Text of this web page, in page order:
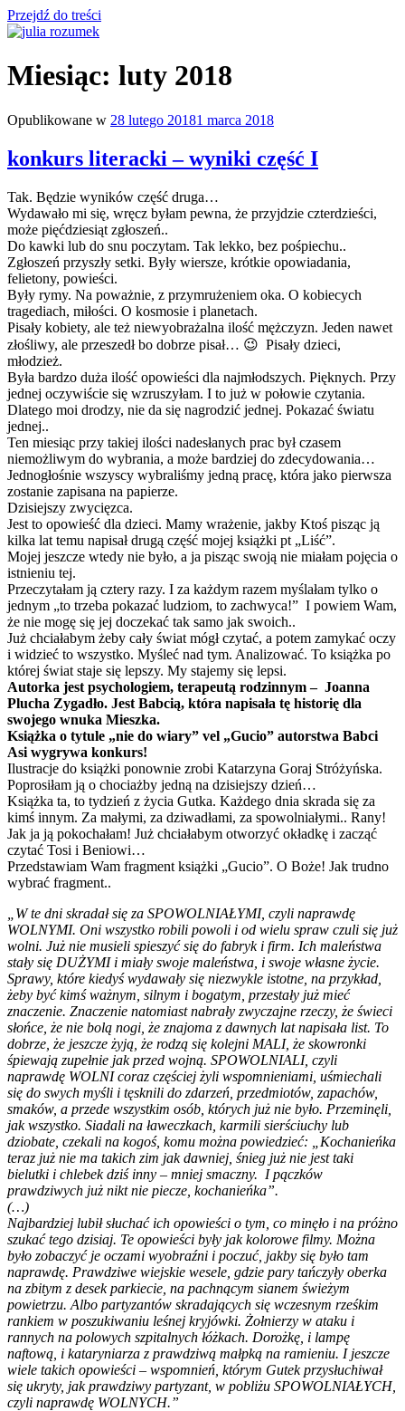
Przejdź do treści
julia rozumek
o życiu i szukaniu w nim szczęścia
Miesiąc: luty 2018
Opublikowane w 28 lutego 20181 marca 2018
konkurs literacki – wyniki część I
Tak. Będzie wyników część druga…
Wydawało mi się, wręcz byłam pewna, że przyjdzie czterdzieści,
może pięćdziesiąt zgłoszeń..
Do kawki lub do snu poczytam. Tak lekko, bez pośpiechu..
Zgłoszeń przyszły setki. Były wiersze, krótkie opowiadania,
felietony, powieści.
Były rymy. Na poważnie, z przymrużeniem oka. O kobiecych
tragediach, miłości. O kosmosie i planetach.
Pisały kobiety, ale też niewyobrażalna ilość mężczyzn. Jeden nawet
złośliwy, ale przeszedł bo dobrze pisał… 😉 Pisały dzieci,
młodzież.
Była bardzo duża ilość opowieści dla najmłodszych. Pięknych. Przy
jednej oczywiście się wzruszyłam. I to już w połowie czytania.
Dlatego moi drodzy, nie da się nagrodzić jednej. Pokazać światu
jednej..
Ten miesiąc przy takiej ilości nadesłanych prac był czasem
niemożliwym do wybrania, a może bardziej do zdecydowania…
Jednogłośnie wszyscy wybraliśmy jedną pracę, która jako pierwsza
zostanie zapisana na papierze.
Dzisiejszy zwycięzca.
Jest to opowieść dla dzieci. Mamy wrażenie, jakby Ktoś pisząc ją
kilka lat temu napisał drugą część mojej książki pt „Liść”.
Mojej jeszcze wtedy nie było, a ja pisząc swoją nie miałam pojęcia o
istnieniu tej.
Przeczytałam ją cztery razy. I za każdym razem myślałam tylko o
jednym „to trzeba pokazać ludziom, to zachwyca!” I powiem Wam,
że nie mogę się jej doczekać tak samo jak swoich..
Już chciałabym żeby cały świat mógł czytać, a potem zamykać oczy
i widzieć to wszystko. Myśleć nad tym. Analizować. To książka po
której świat staje się lepszy. My stajemy się lepsi.
Autorka jest psychologiem, terapeutą rodzinnym – Joanna
Plucha Zygadło. Jest Babcią, która napisała tę historię dla
swojego wnuka Mieszka.
Książka o tytule „nie do wiary” vel „Gucio” autorstwa Babci
Asi wygrywa konkurs!
Ilustracje do książki ponownie zrobi Katarzyna Goraj Stróżyńska.
Poprosiłam ją o chociażby jedną na dzisiejszy dzień…
Książka ta, to tydzień z życia Gutka. Każdego dnia skrada się za
kimś innym. Za małymi, za dziwadłami, za spowolniałymi.. Rany!
Jak ja ją pokochałam! Już chciałabym otworzyć okładkę i zacząć
czytać Tosi i Beniowi…
Przedstawiam Wam fragment książki „Gucio”. O Boże! Jak trudno
wybrać fragment..
„W te dni skradał się za SPOWOLNIAŁYMI, czyli naprawdę
WOLNYMI. Oni wszystko robili powoli i od wielu spraw czuli się już
wolni. Już nie musieli spieszyć się do fabryk i firm. Ich maleństwa
stały się DUŻYMI i miały swoje maleństwa, i swoje własne życie.
Sprawy, które kiedyś wydawały się niezwykle istotne, na przykład,
żeby być kimś ważnym, silnym i bogatym, przestały już mieć
znaczenie. Znaczenie natomiast nabrały zwyczajne rzeczy, że świeci
słońce, że nie bolą nogi, że znajoma z dawnych lat napisała list. To
dobrze, że jeszcze żyją, że rodzą się kolejni MALI, że skowronki
śpiewają zupełnie jak przed wojną. SPOWOLNIALI, czyli
naprawdę WOLNI coraz częściej żyli wspomnieniami, uśmiechali
się do swych myśli i tęsknili do zdarzeń, przedmiotów, zapachów,
smaków, a przede wszystkim osób, których już nie było. Przeminęli,
jak wszystko. Siadali na ławeczkach, karmili sierściuchy lub
dziobate, czekali na kogoś, komu można powiedzieć: „Kochanieńka
teraz już nie ma takich zim jak dawniej, śnieg już nie jest taki
bielutki i chlebek dziś inny – mniej smaczny. I pączków
prawdziwych już nikt nie piecze, kochanieńka”.
(…)
Najbardziej lubił słuchać ich opowieści o tym, co minęło i na próżno
szukać tego dzisiaj. Te opowieści były jak kolorowe filmy. Można
było zobaczyć je oczami wyobraźni i poczuć, jakby się było tam
naprawdę. Prawdziwe wiejskie wesele, gdzie pary tańczyły oberka
na zbitym z desek parkiecie, na pachnącym sianem świeżym
powietrzu. Albo partyzantów skradających się wczesnym rześkim
rankiem w poszukiwaniu leśnej kryjówki. Żołnierzy w ataku i
rannych na polowych szpitalnych łóżkach. Dorożkę, i lampę
naftową, i kataryniarza z prawdziwą małpką na ramieniu. I jeszcze
wiele takich opowieści – wspomnień, którym Gutek przysłuchiwał
się ukryty, jak prawdziwy partyzant, w pobliżu SPOWOLNIAŁYCH,
czyli naprawdę WOLNYCH.”